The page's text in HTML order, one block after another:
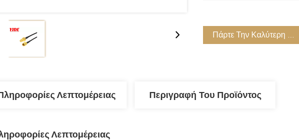
Πάρτε Την Καλύτερη Τιμή
Λεπτομέρειας Περιγραφή Του Προϊόντος
Λεπτομέρειας